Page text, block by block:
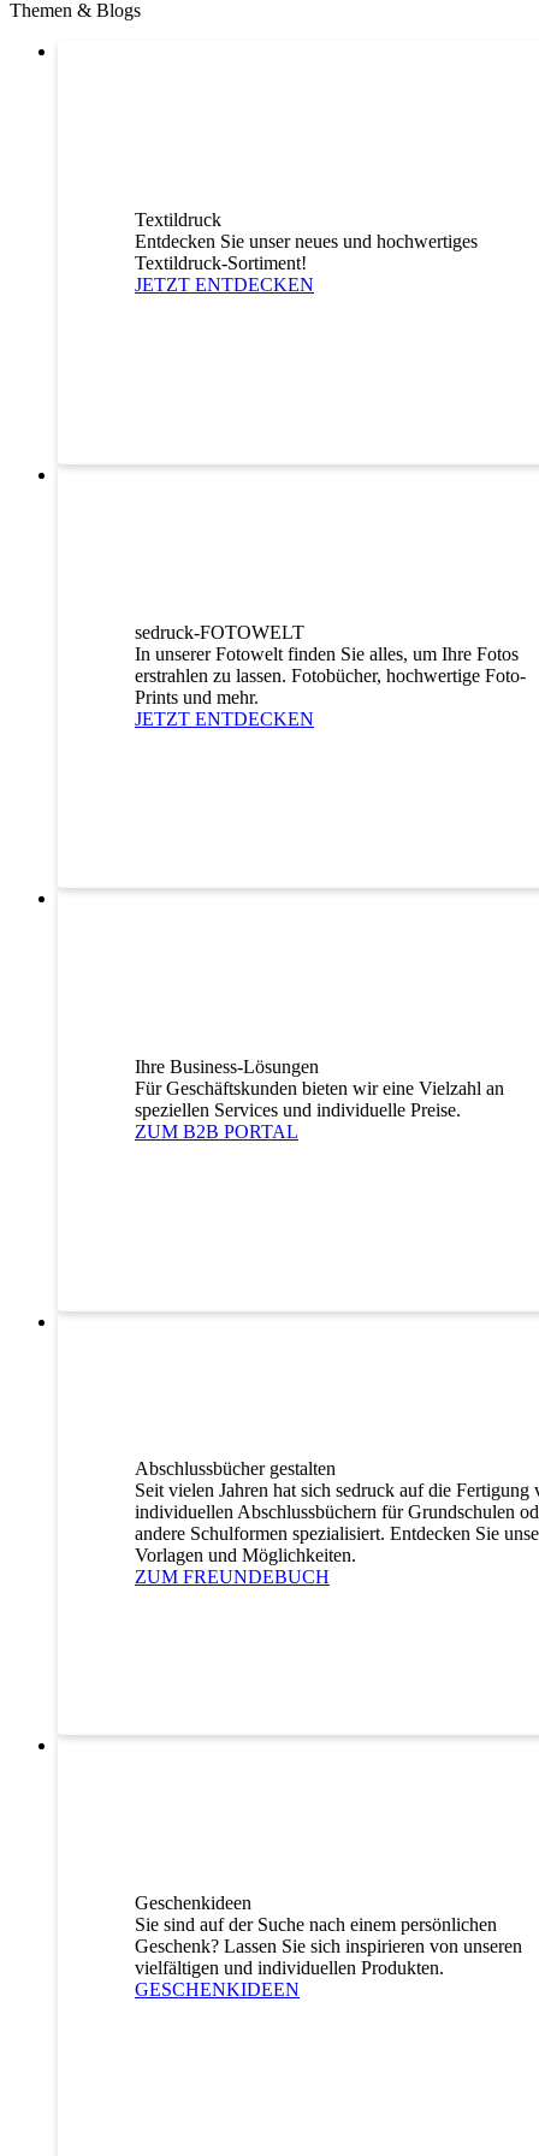
Themen & Blogs
Textildruck
Entdecken Sie unser neues und hochwertiges
Textildruck-Sortiment!
JETZT ENTDECKEN
sedruck-FOTOWELT
In unserer Fotowelt finden Sie alles, um Ihre Fotos
erstrahlen zu lassen. Fotobücher, hochwertige Foto-
Prints und mehr.
JETZT ENTDECKEN
Ihre Business-Lösungen
Für Geschäftskunden bieten wir eine Vielzahl an
speziellen Services und individuelle Preise.
ZUM B2B PORTAL
Abschlussbücher gestalten
Seit vielen Jahren hat sich sedruck auf die Fertigung
individuellen Abschlussbüchern für Grundschulen
andere Schulformen spezialisiert. Entdecken Sie
Vorlagen und Möglichkeiten.
ZUM FREUNDEBUCH
Geschenkideen
Sie sind auf der Suche nach einem persönlichen
Geschenk? Lassen Sie sich inspirieren von unseren
vielfältigen und individuellen Produkten.
GESCHENKIDEEN